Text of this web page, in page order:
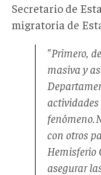
Secretario de
migratoria de
"Primero,
masiva y
fenómeno.
con otros
Hemisferio
asegurar